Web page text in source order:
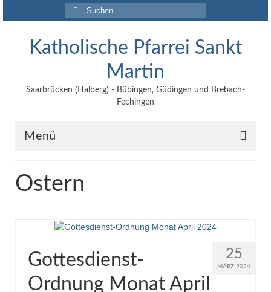
Suchen
nach:
Katholische Pfarrei Sankt
Martin
Saarbrücken (Halberg) - Bübingen, Güdingen und Brebach-
Fechingen
Menü
Veröffentlichungen
Kontakt
Maltische für Kinder
Ostern
25
MÄRZ 2024
Gottesdienst-
Ordnung Monat April